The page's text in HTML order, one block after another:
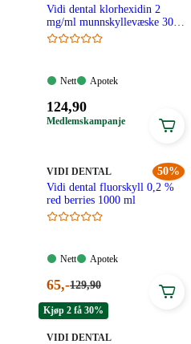
Vidi dental klorhexidin 2
mg/ml munnskyllevæske 300
ml
Nett:
Nett
Apotek:
Apotek
Pris:
124,90
124,90
Medlemskampanje
50%
MERKE:
VIDI DENTAL
Vidi dental fluorskyll 0,2 %
red berries 1000 ml
Nett:
Nett
Apotek:
Apotek
Nåværende
pris:
65,00
kroner.
65,-Førpris:
kroner.
129,90
Kjøp 2 få 30%
MERKE:
VIDI DENTAL